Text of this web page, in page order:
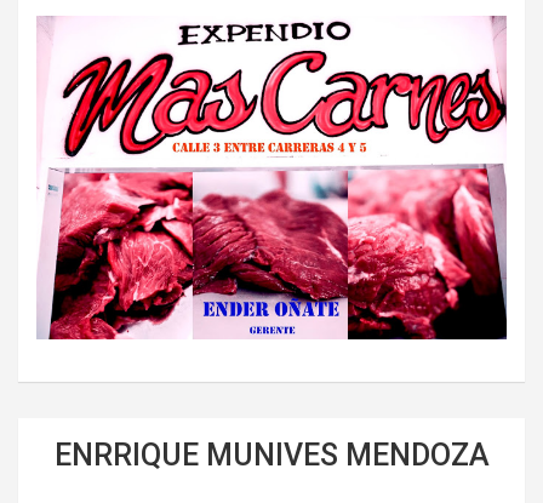
ENRRIQUE MUNIVES MENDOZA